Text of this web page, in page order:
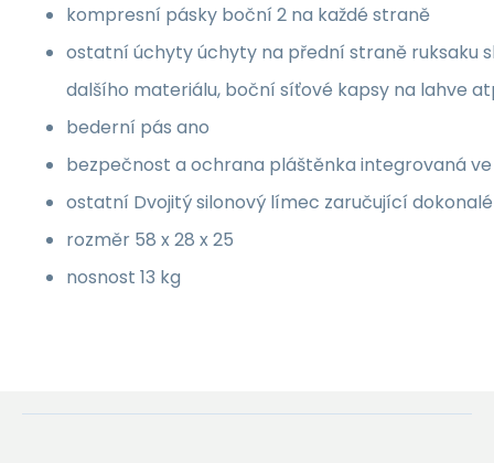
kompresní pásky boční 2 na každé straně
ostatní úchyty úchyty na přední straně ruksaku
dalšího materiálu, boční síťové kapsy na lahve
bederní pás ano
bezpečnost a ochrana pláštěnka integrovaná
ostatní Dvojitý silonový límec zaručující
rozměr 58 x 28 x 25
nosnost 13 kg